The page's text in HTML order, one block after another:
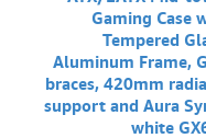
قائمة الأمنيات
Gaming Case
Tempered
Aluminum Frame,
braces, 420mm
support and Aura
white